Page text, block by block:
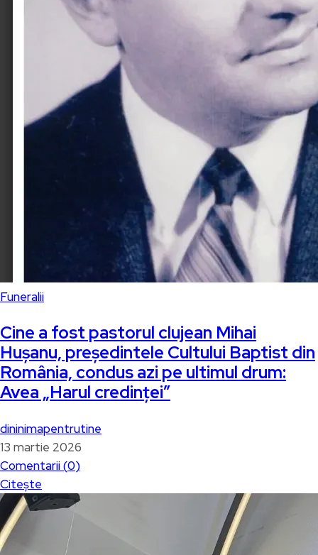
Funeralii
Cine a fost pastorul clujean Mihai
Hușanu, președintele Cultului Baptist din
România, condus azi pe ultimul drum:
Avea „Harul credinței”
dininimapentrutine
13 martie 2026
Comentarii (0)
Citește